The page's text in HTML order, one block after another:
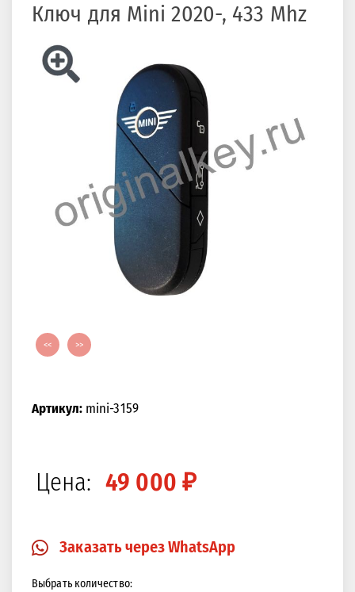
Ключ для Mini 2020-, 433 Mhz
<< >>
Артикул:mini-3159
Цена: 49 000 ₽
Заказать через WhatsApp
Выбрать количество: